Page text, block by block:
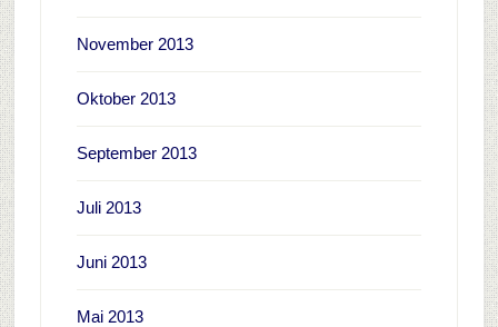
November 2013
Oktober 2013
September 2013
Juli 2013
Juni 2013
Mai 2013